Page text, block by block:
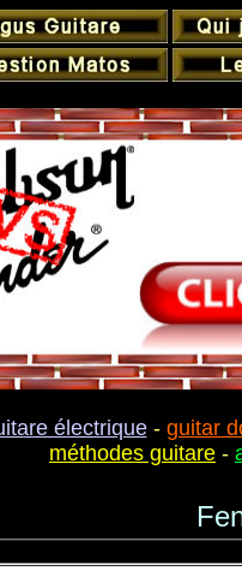
électrique- guitar
méthodes guitare -